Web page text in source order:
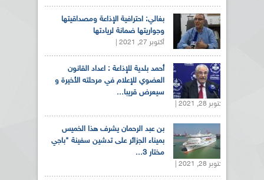
بغالي: احترافية الإذاعة ومصداقيتها
وجواريتها ضمانة لريادتها
أكتوبر 27, 2021 |
أحمد بلدية للإذاعة : اعداد القانون
العضوي للإعلام في مرحلته الأخيرة و
سيعرض قريبا...
أكتوبر 28, 2021 |
بن عبد الرحمان يشرف هذا الخميس
بميناء الجزائر على تدشين سفينة "باجي
مختار 3...
أكتوبر 28, 2021 |